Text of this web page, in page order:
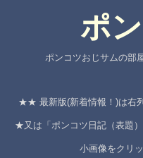
ポ
ポンコツおじサムの部
★★ 最新版(新着情報！)は右
★又は「ポンコツ日記（表題
小画像をクリ